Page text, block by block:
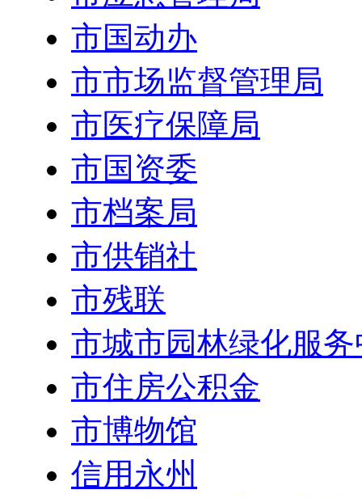
市国动办
市市场监督管理局
市医疗保障局
市国资委
市档案局
市供销社
市残联
市城市园林绿化服
市住房公积金
市博物馆
信用永州